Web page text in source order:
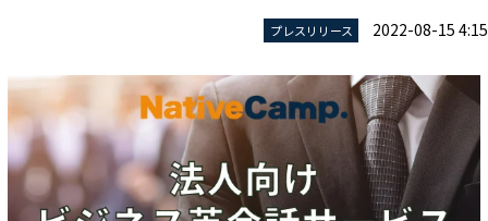
プレスリリース 2022-08-15 4:15